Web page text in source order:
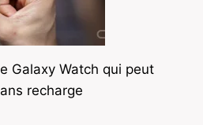
Galaxy Watch qui peut
recharge